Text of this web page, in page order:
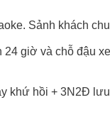
Sảnh khách
giờ và chỗ đậu
khứ hồi + 3N2Đ